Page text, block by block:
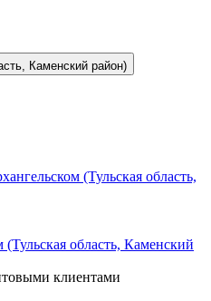
Каменский район)
(Тульская область,
область, Каменский
клиентами